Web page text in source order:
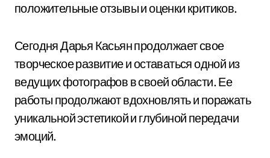
положительные отзывы и оценки критиков.
Сегодня Дарья Касьян продолжает свое
творческое развитие и оставаться одной из
ведущих фотографов в своей области. Ее
работы продолжают вдохновлять и поражать
уникальной эстетикой и глубиной передачи
эмоций.